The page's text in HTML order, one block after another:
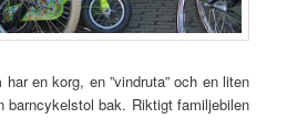
en korg, en ”vindruta” och en liten
barncykelstol bak. Riktigt familjebilen